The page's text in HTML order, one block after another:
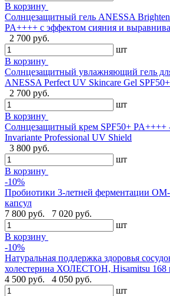
В корзину
Солнцезащитный гель ANESSA
PA++++ с эффектом сияния и
2 700 руб.
шт
В корзину
Солнцезащитный увлажняющий гель
ANESSA Perfect UV Skincare Gel
2 700 руб.
шт
В корзину
Cолнцезащитный крем SPF50+ PA++++
Invariante Professional UV Shield
3 800 руб.
шт
В корзину
-10%
Пробиотики 3-летней ферментации
капсул
7 800 руб.
7 020 руб.
шт
В корзину
-10%
Натуральная поддержка здоровья
холестерина ХОЛЕСТОН, Hisamitsu 168
4 500 руб.
4 050 руб.
шт